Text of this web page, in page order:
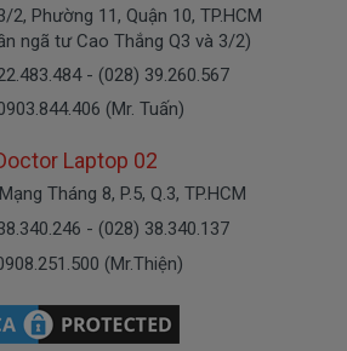
2, Phường 11, Quận 10, TP.HCM
tư Cao Thắng Q3 và 3/2)
- (028) 39.260.567
(Mr. Tuấn)
Laptop 02
Tháng 8, P.5, Q.3, TP.HCM
- (028) 38.340.137
(Mr.Thiện)